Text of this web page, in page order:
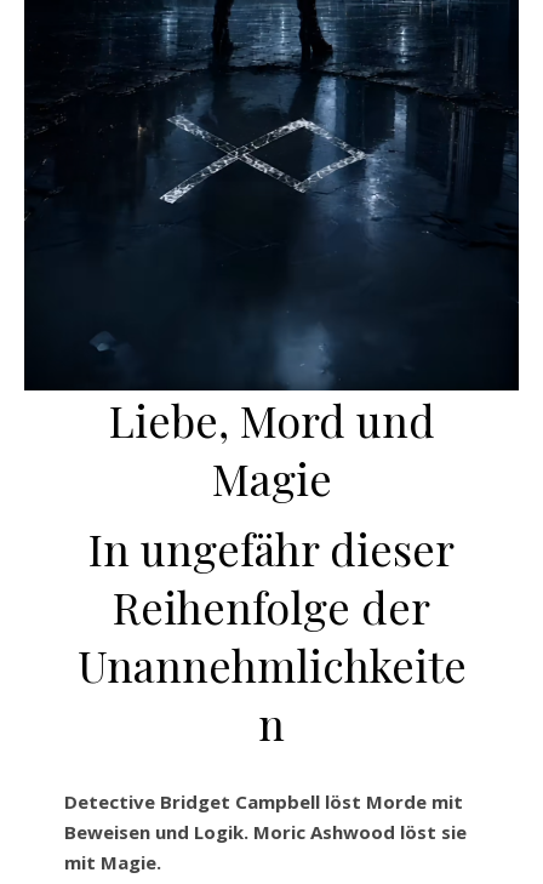
Liebe, Mord und
Magie
In ungefähr dieser
Reihenfolge der
Unannehmlichkeite
n
Detective Bridget Campbell löst Morde mit
Beweisen und Logik. Moric Ashwood löst sie
mit Magie.